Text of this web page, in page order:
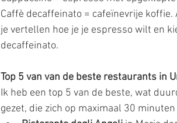
Caffè decaffeinato = cafeïnevrije
je vertellen hoe je je espresso wilt en
decaffeinato.
Top 5 van van de beste restaurants in
Ik heb een top 5 van de beste, wat
gezet, die zich op maximaal 30